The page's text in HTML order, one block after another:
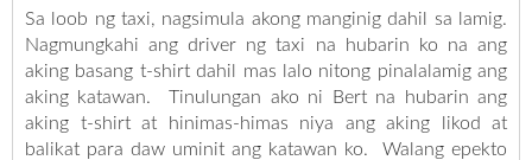
Sa loob ng taxi, nagsimula akong manginig dahil sa lamig.
Nagmungkahi ang driver ng taxi na hubarin ko na ang
aking basang t-shirt dahil mas lalo nitong pinalalamig ang
aking katawan. Tinulungan ako ni Bert na hubarin ang
aking t-shirt at hinimas-himas niya ang aking likod at
balikat para daw uminit ang katawan ko. Walang epekto